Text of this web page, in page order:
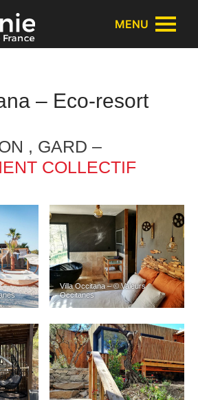
cookies
MENU
– Eco-resort
, GARD –
COLLECTIF
Villa Occitana – © Valeurs
Occitanes